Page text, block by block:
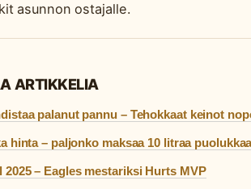
asunnon ostajalle.
ARTIKKELIA
palanut pannu – Tehokkaat keinot
hinta – paljonko maksaa 10 litraa
2025 – Eagles mestariksi Hurts MVP